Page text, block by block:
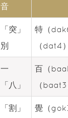
音
「突」
別
特（
（dat4）
一
「八」
百（
（baat3
「割」
覺（